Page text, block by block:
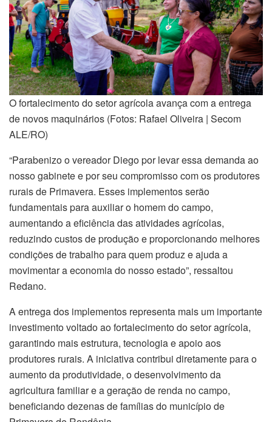
O fortalecimento do setor agrícola avança com a entrega
de novos maquinários (Fotos: Rafael Oliveira | Secom
ALE/RO)
“Parabenizo o vereador Diego por levar essa demanda ao
nosso gabinete e por seu compromisso com os produtores
rurais de Primavera. Esses implementos serão
fundamentais para auxiliar o homem do campo,
aumentando a eficiência das atividades agrícolas,
reduzindo custos de produção e proporcionando melhores
condições de trabalho para quem produz e ajuda a
movimentar a economia do nosso estado”, ressaltou
Redano.
A entrega dos implementos representa mais um importante
investimento voltado ao fortalecimento do setor agrícola,
garantindo mais estrutura, tecnologia e apoio aos
produtores rurais. A iniciativa contribui diretamente para o
aumento da produtividade, o desenvolvimento da
agricultura familiar e a geração de renda no campo,
beneficiando dezenas de famílias do município de